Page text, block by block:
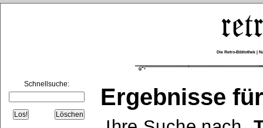
Die Retro-Bibliothek |
Schnellsuche: Ergebnisse